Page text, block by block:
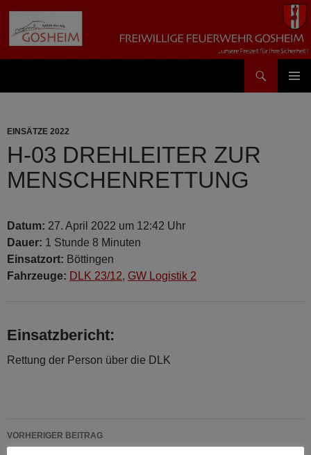
EINSÄTZE 2022
H-03 DREHLEITER ZUR
MENSCHENRETTUNG
Datum: 27. April 2022 um 12:42 Uhr
Dauer: 1 Stunde 8 Minuten
Einsatzort: Böttingen
Fahrzeuge: DLK 23/12, GW Logistik 2
Einsatzbericht:
Rettung der Person über die DLK
Beitragsnavigation
VORHERIGER BEITRAG